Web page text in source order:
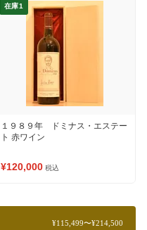
在庫1
１９８９年 ドミナス・エステー
ト 赤ワイン
¥120,000 税込
¥115,499〜¥214,500